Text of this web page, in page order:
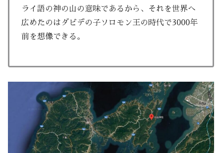
ライ語の神の山の意味であるから、それを世界へ
広めたのはダビデの子ソロモン王の時代で3000年
前を想像できる。